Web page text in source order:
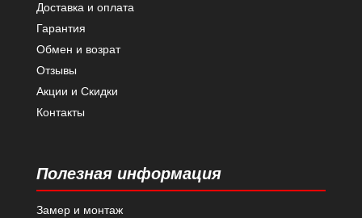
Доставка и оплата
Гарантия
Обмен и возрат
Отзывы
Акции и Скидки
Контакты
Полезная информация
Замер и монтаж